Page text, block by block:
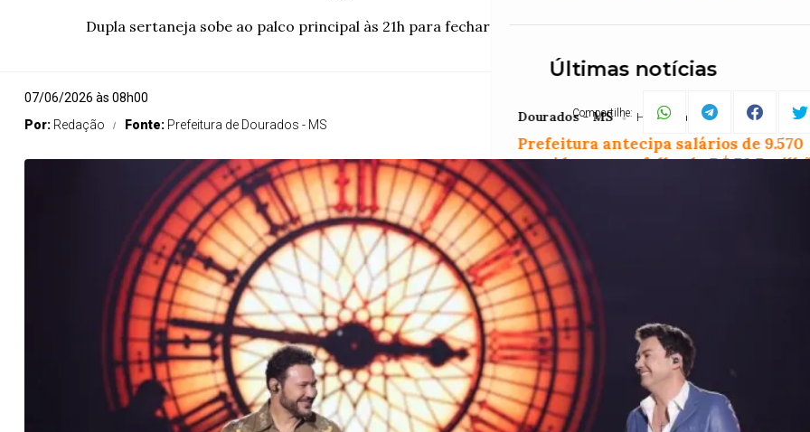
Dupla sertaneja sobe ao palco principal às 21h para fechar a 47ª edição do evento, que tem reunido
07/06/2026 às 08h00
Por: Redação Fonte: Prefeitura de Dourados - MS
Compartilhe:
Últimas notícias
Dourados - MS Há 1 semana
Prefeitura antecipa salários de 9.570
servidores com folha de R$ 70,7
Geral
Mais de 510 mil imóveis ainda estão
luz no Rio
Campo Grande - MS Há 1 semana
Funsat oferece 973 vagas nesta
feira (30)
Campo Grande - MS Há 1 semana